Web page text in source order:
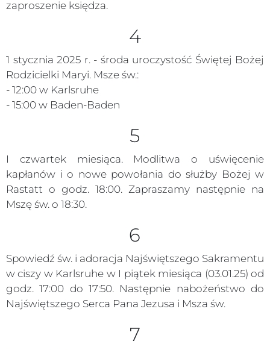
zaproszenie księdza.
4
1 stycznia 2025 r. - środa uroczystość Świętej Bożej
Rodzicielki Maryi. Msze św.:
- 12:00 w Karlsruhe
- 15:00 w Baden-Baden
5
I czwartek miesiąca. Modlitwa o uświęcenie
kapłanów i o nowe powołania do służby Bożej w
Rastatt o godz. 18:00. Zapraszamy następnie na
Mszę św. o 18:30.
6
Spowiedź św. i adoracja Najświętszego Sakramentu
w ciszy w Karlsruhe w I piątek miesiąca (03.01.25) od
godz. 17:00 do 17:50. Następnie nabożeństwo do
Najświętszego Serca Pana Jezusa i Msza św.
7